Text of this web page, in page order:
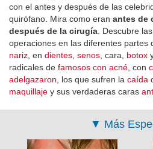
con el antes y después de las
quirófano. Mira como eran antes de
después de la cirugía . Descubre
operaciones en las diferentes partes
nariz , en dientes senos , cara, botox
radicales de famosos con acné , con
adelgazaron , los que sufren la caída
maquillaje y sus verdaderas caras
▼ Más